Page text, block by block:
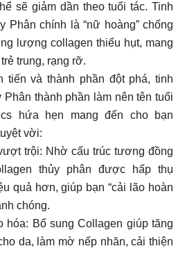
sẽ giảm dần theo tuổi tác. Tinh
Phân chính là “nữ hoàng” chống
lượng collagen thiếu hụt, mang
trung, rạng rỡ.
tiến và thành phần đột phá, tinh
thành phần làm nên tên tuổi
hứa hẹn mang đến cho bạn
vời:
trội: Nhờ cấu trúc tương đồng
thủy phân được hấp thụ
quả hơn, giúp bạn “cải lão hoàn
chóng.
hóa: Bổ sung Collagen giúp tăng
da, làm mờ nếp nhăn, cải thiện